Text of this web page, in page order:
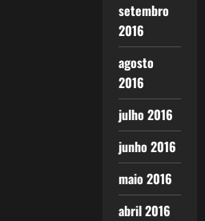
setembro
2016
agosto
2016
julho 2016
junho 2016
maio 2016
abril 2016